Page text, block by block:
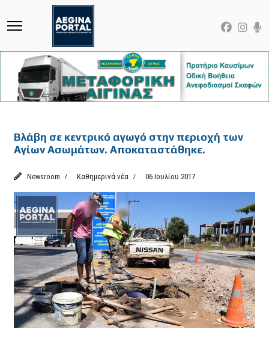
Βλάβη σε κεντρικό αγωγό στην περιοχή των
Αγίων Ασωμάτων. Αποκαταστάθηκε.
Newsroom Καθημερινά νέα 06 Ιουλίου 2017